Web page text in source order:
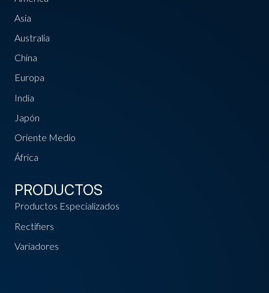
Asia
Australia
China
Europa
India
Japón
Oriente Medio
África
PRODUCTOS
Productos Especializados
Rectifiers
Variadores